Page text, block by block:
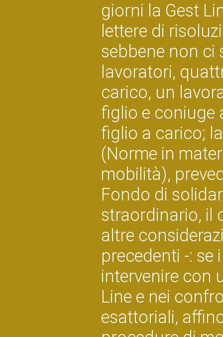
giorni la Gest
lettere di
sebbene non ci
lavoratori,
carico, un
figlio e coniuge
figlio a carico;
(Norme in
mobilità),
Fondo di
straordinario, il
altre
precedenti -:
intervenire con
Line e nei
esattoriali,